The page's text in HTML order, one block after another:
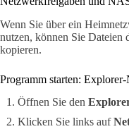
Wenn Sie über ein
nutzen, können Sie Dateien
kopieren.
Programm starten:
Öffnen Sie den
Klicken Sie links auf